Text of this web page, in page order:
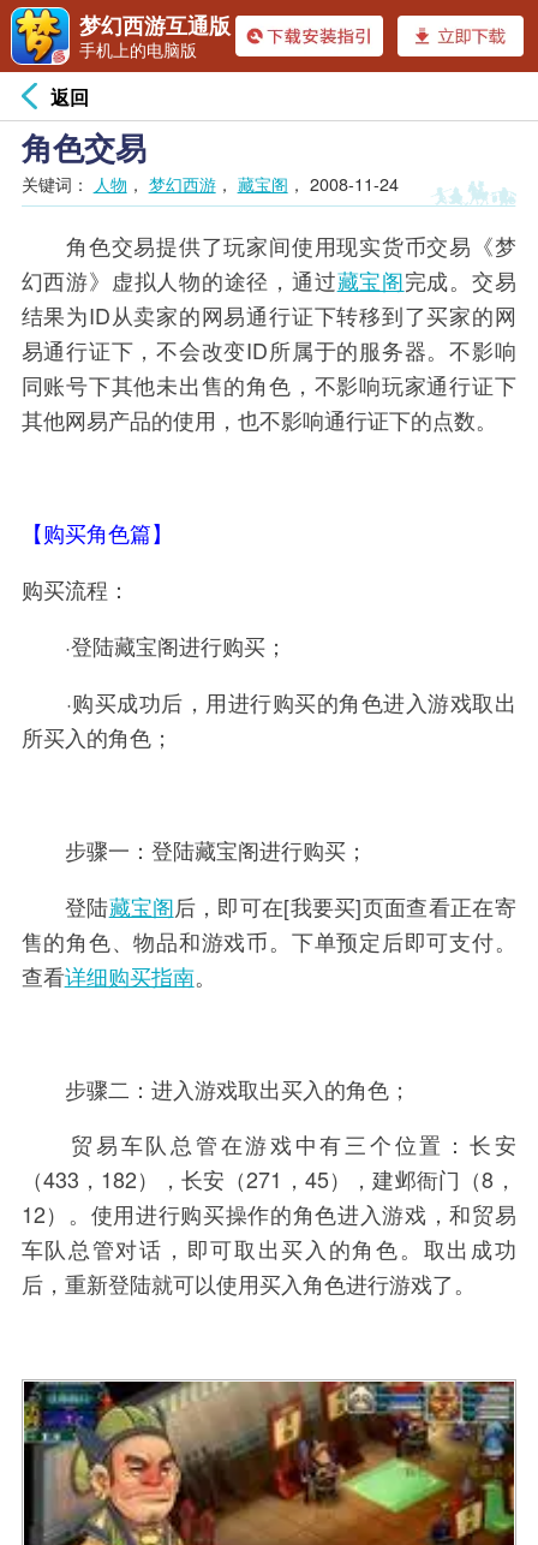
返回
角色交易
关键词： 人物 ， 梦幻西游， 藏宝阁 ， 2008-11-24
角色交易提供了玩家间使用现实货币交易《梦
幻西游》虚拟人物的途径，通过藏宝阁完成。交易
结果为ID从卖家的网易通行证下转移到了买家的网
易通行证下，不会改变ID所属于的服务器。不影响
同账号下其他未出售的角色，不影响玩家通行证下
其他网易产品的使用，也不影响通行证下的点数。
【购买角色篇】
购买流程：
·登陆藏宝阁进行购买；
·购买成功后，用进行购买的角色进入游戏取出
所买入的角色；
步骤一：登陆藏宝阁进行购买；
登陆藏宝阁后，即可在[我要买]页面查看正在寄
售的角色、物品和游戏币。下单预定后即可支付。
查看详细购买指南。
步骤二：进入游戏取出买入的角色；
贸易车队总管在游戏中有三个位置：长安
（433，182），长安（271，45），建邺衙门（8，
12）。使用进行购买操作的角色进入游戏，和贸易
车队总管对话，即可取出买入的角色。取出成功
后，重新登陆就可以使用买入角色进行游戏了。
梦幻西游互通版
手机上的电脑版